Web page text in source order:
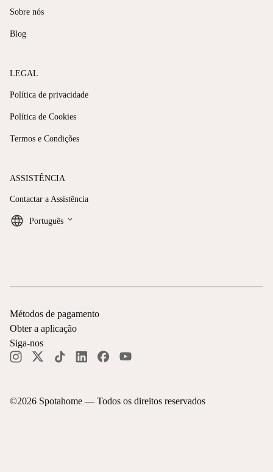
Sobre nós
Blog
LEGAL
Política de privacidade
Política de Cookies
Termos e Condições
ASSISTÊNCIA
Contactar a Assistência
Português keyboard_arrow_down
©2026 Spotahome — Todos os direitos reservados
Métodos de pagamento
Obter a aplicação
Siga-nos